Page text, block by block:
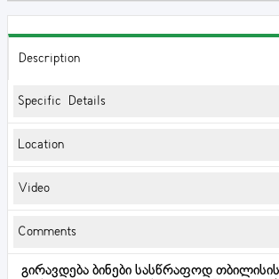
Description
Specific Details
Location
Video
Comments
გირავდება ბინები სასწრაფოდ